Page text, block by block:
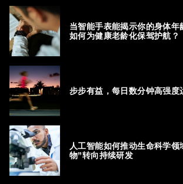
当智能手表能揭示你的身体年
如何为健康老龄化保驾护航？
步步有益，每日数分钟高强度
人工智能如何推动生命科学领
物”转向持续研发